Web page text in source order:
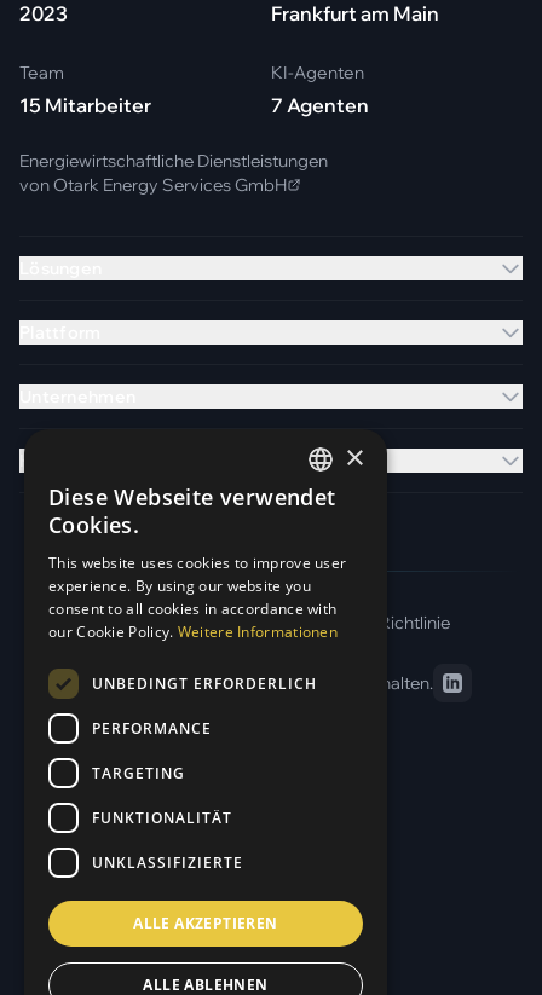
2023 Frankfurt am Main
Team
15 Mitarbeiter
KI-Agenten
7 Agenten
Energiewirtschaftliche Dienstleistungen
vonOtark Energy Services GmbH
ImpressumAGB Datenschutz Cookie-Richtlinie
© 2026 Otark GmbH. Alle Rechte vorbehalten.
GERMAN
×
Diese Webseite verwendet
Cookies.
This website uses cookies to improve user
experience. By using our website you
consent to all cookies in accordance with
our Cookie Policy. Weitere Informationen
UNBEDINGT ERFORDERLICH
PERFORMANCE
TARGETING
FUNKTIONALITÄT
UNKLASSIFIZIERTE
ALLE AKZEPTIEREN
ALLE ABLEHNEN